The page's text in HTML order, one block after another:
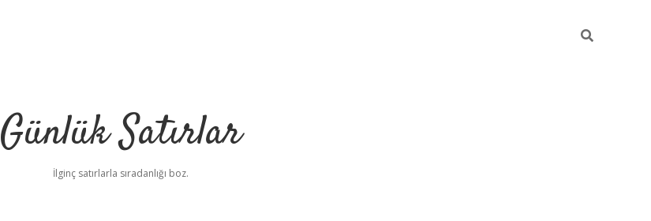
Günlük Satırlar
İlginç satırlarla sıradanlığı boz.